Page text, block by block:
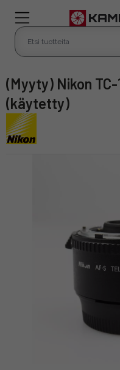
(Myyty) Nikon TC-17E II -telejatke
(käytetty)